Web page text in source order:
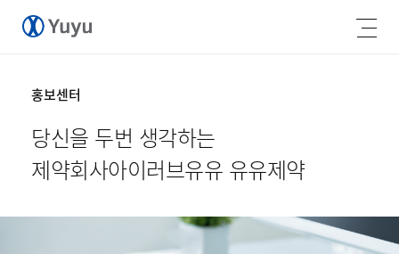
홍보센터
당신을 두번 생각하는
제약회사아이러브유유 유유제약